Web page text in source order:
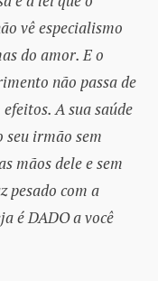
vê especialismo
do amor. E o
não passa de
A sua saúde
seu irmão sem
mãos dele e sem
pesado com a
é DADO a você